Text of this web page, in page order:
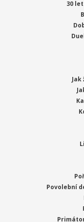
30
Povolební